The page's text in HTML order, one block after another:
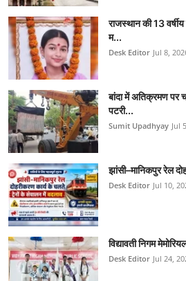
राजस्थान की 13
म...
Desk Editor Jul 8,
बांदा में अतिक्रमण
पटरी...
Sumit Upadhyay Jul
झांसी–मानिकपुर रेल
Desk Editor Jul 10,
विद्यावती निगम
Desk Editor Jul 24,